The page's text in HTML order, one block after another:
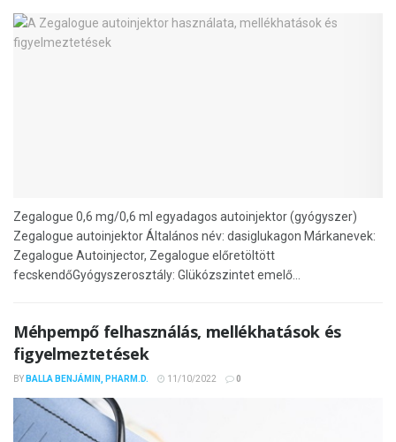
Zegalogue 0,6 mg/0,6 ml egyadagos autoinjektor (gyógyszer)
Zegalogue autoinjektor Általános név: dasiglukagon Márkanevek:
Zegalogue Autoinjector, Zegalogue előretöltött
fecskendőGyógyszerosztály: Glükózszintet emelő...
Méhpempő felhasználás, mellékhatások és
figyelmeztetések
BY BALLA BENJÁMIN, PHARM.D. 11/10/2022 0